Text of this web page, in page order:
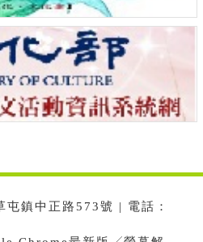
屯鎮中正路573號 | 電話：